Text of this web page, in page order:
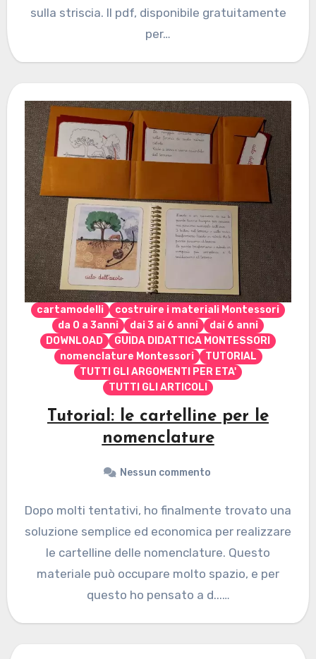
sulla striscia. Il pdf, disponibile gratuitamente
per…
cartamodelli
costruire i materiali Montessori
da 0 a 3anni
dai 3 ai 6 anni
dai 6 anni
DOWNLOAD
GUIDA DIDATTICA MONTESSORI
nomenclature Montessori
TUTORIAL
TUTTI GLI ARGOMENTI PER ETA'
TUTTI GLI ARTICOLI
Tutorial: le cartelline per le
nomenclature
Nessun commento
Dopo molti tentativi, ho finalmente trovato una
soluzione semplice ed economica per realizzare
le cartelline delle nomenclature. Questo
materiale può occupare molto spazio, e per
questo ho pensato a d...…